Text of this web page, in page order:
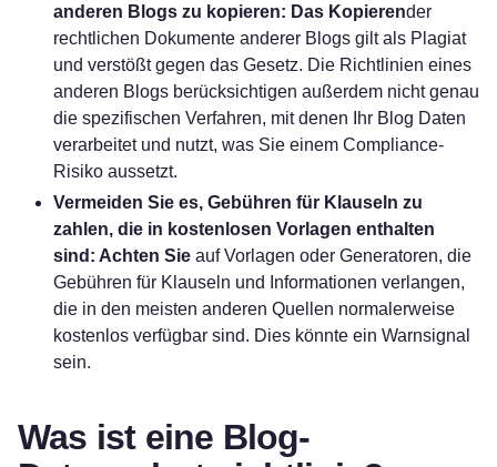
anderen Blogs zu kopieren: Das Kopierender
rechtlichen Dokumente anderer Blogs gilt als Plagiat
und verstößt gegen das Gesetz. Die Richtlinien eines
anderen Blogs berücksichtigen außerdem nicht genau
die spezifischen Verfahren, mit denen Ihr Blog Daten
verarbeitet und nutzt, was Sie einem Compliance-
Risiko aussetzt.
Vermeiden Sie es, Gebühren für Klauseln zu
zahlen, die in kostenlosen Vorlagen enthalten
sind: Achten Sie auf Vorlagen oder Generatoren, die
Gebühren für Klauseln und Informationen verlangen,
die in den meisten anderen Quellen normalerweise
kostenlos verfügbar sind. Dies könnte ein Warnsignal
sein.
Was ist eine Blog-